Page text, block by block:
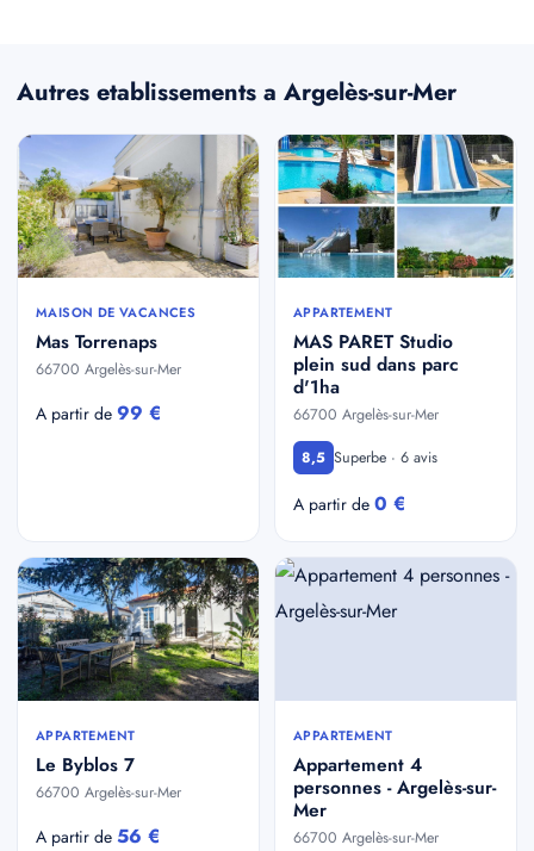
Autres etablissements a Argelès-sur-Mer
MAISON DE VACANCES
Mas Torrenaps
66700 Argelès-sur-Mer
A partir de 99 €
APPARTEMENT
MAS PARET Studio
plein sud dans parc
d'1ha
66700 Argelès-sur-Mer
8,5 Superbe · 6 avis
A partir de 0 €
APPARTEMENT
Le Byblos 7
66700 Argelès-sur-Mer
A partir de 56 €
APPARTEMENT
Appartement 4
personnes - Argelès-sur-
Mer
66700 Argelès-sur-Mer